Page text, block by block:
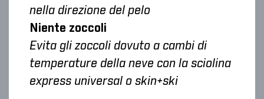
nella direzione del pelo
Niente zoccoli
Evita gli zoccoli dovuto a cambi di
temperature della neve con la sciolina
express universal o skin+ski